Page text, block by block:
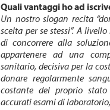
Quali vantaggi ho ad
Un nostro slogan recita
scelta per se stessi”. A
di concorrere alla
appartenere ad una
sanitario, decisiva per la
donare regolarmente
costante del proprio
accurati esami di